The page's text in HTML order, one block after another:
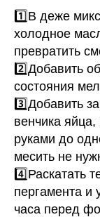
1️⃣В деже
холодное
превратить
2️⃣Добавить
состояния
3️⃣Добавить
венчика
руками до
месить не
4️⃣Раскатать
пергамента и
часа перед